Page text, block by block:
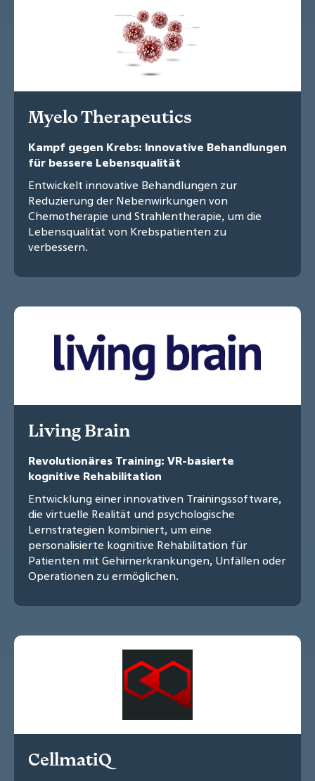
Myelo Therapeutics
Kampf gegen Krebs: Innovative Behandlungen
für bessere Lebensqualität
Entwickelt innovative Behandlungen zur
Reduzierung der Nebenwirkungen von
Chemotherapie und Strahlentherapie, um die
Lebensqualität von Krebspatienten zu
verbessern.
Living Brain
Revolutionäres Training: VR-basierte
kognitive Rehabilitation
Entwicklung einer innovativen Trainingssoftware,
die virtuelle Realität und psychologische
Lernstrategien kombiniert, um eine
personalisierte kognitive Rehabilitation für
Patienten mit Gehirnerkrankungen, Unfällen oder
Operationen zu ermöglichen.
CellmatiQ